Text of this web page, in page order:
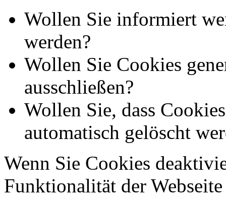
Wollen Sie informiert
werden?
Wollen Sie Cookies
ausschließen?
Wollen Sie, dass
automatisch gelöscht
Wenn Sie Cookies
Funktionalität der